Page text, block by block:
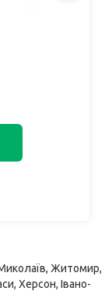
Житомир,
Херсон, Івано-